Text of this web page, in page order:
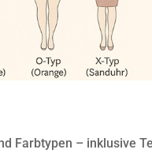
Farbtypen – inklusive